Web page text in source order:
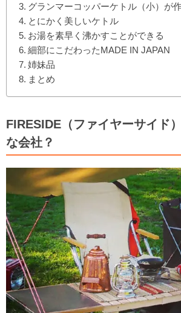
グランマーコッパーケトル（小）が
とにかく美しいケトル
お湯を素早く沸かすことができる
細部にこだわったMADE IN JAPAN
姉妹品
まとめ
FIRESIDE（ファイヤーサイド
な会社？